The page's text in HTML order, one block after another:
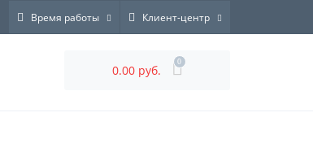
Время работы Клиент-центр
0.00 руб.
0